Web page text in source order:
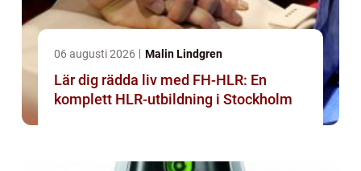
06 augusti 2026 Malin Lindgren
Lär dig rädda liv med FH-HLR: En
komplett HLR-utbildning i Stockholm